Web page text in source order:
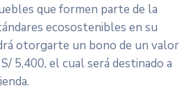
que formen parte de la
ecosostenibles en su
otorgarte un bono de un valor
5,400, el cual será destinado a